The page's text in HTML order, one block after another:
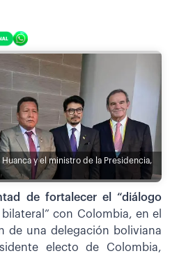
y el ministro de la Presidencia,
de fortalecer el “diálogo
con Colombia, en el
de una delegación boliviana
electo de Colombia,